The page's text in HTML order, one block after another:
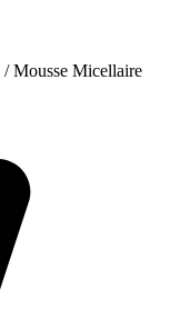
/ Mousse Micellaire